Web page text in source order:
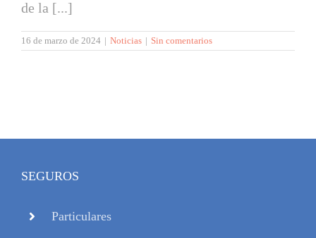
de la [...]
16 de marzo de 2024 | Noticias | Sin comentarios
SEGUROS
Particulares